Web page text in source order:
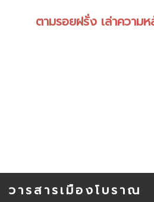
ตามรอยฝรั่ง เล่าความ
วารสารเมืองโบราณ